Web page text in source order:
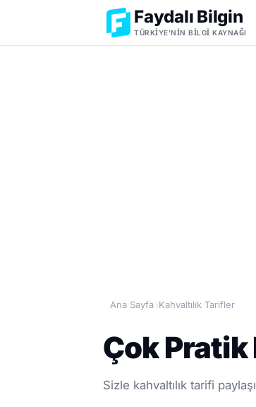
Faydalı Bilgin
TÜRKIYE'NIN BILGI KAYNAĞI
Ana Sayfa ›Kahvaltılık Tarifler
Çok Pratik
Sizle kahvaltılık tarifi